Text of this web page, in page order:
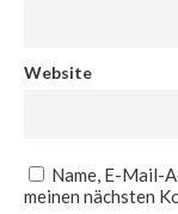
Website
Name, E-Mail-
meinen nächsten